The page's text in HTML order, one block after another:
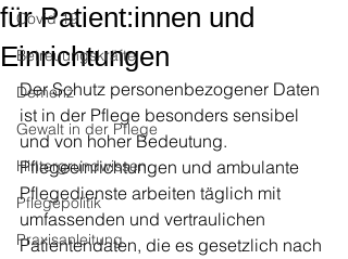
Covid 19
Betreuungskräfte
Demenz
Gewalt in der Pflege
Hintergrundwissen
Pflegepolitik
Praxisanleitung
für Patient:innen und
Einrichtungen
Der Schutz personenbezogener Daten
ist in der Pflege besonders sensibel
und von hoher Bedeutung.
Pflegeeinrichtungen und ambulante
Pflegedienste arbeiten täglich mit
umfassenden und vertraulichen
Patientendaten, die es gesetzlich nach